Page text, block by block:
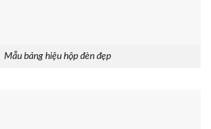
Mẫu bảng hiệu hộp đèn đẹp